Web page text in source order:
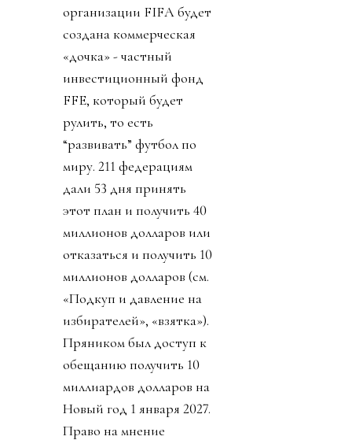
организации FIFA будет
создана коммерческая
«дочка» - частный
инвестиционный фонд
FFE, который будет
рулить, то есть
“развивать” футбол по
миру. 211 федерациям
дали 53 дня принять
этот план и получить 40
миллионов долларов или
отказаться и получить 10
миллионов долларов (см.
«Подкуп и давление на
избирателей», «взятка»).
Пряником был доступ к
обещанию получить 10
миллиардов долларов на
Новый год 1 января 2027.
Право на мнение